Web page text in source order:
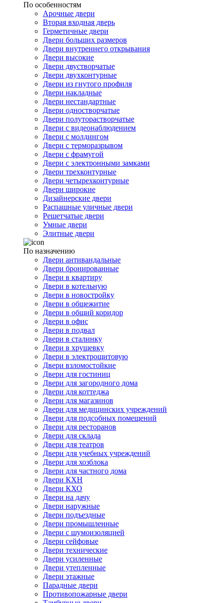
По особенностям
Арочные двери
Вторая входная дверь
Герметичные двери
Двери больших размеров
Двери внутреннего открывания
Двери высокие
Двери двустворчатые
Двери двухконтурные
Двери из гнутого профиля
Двери накладные
Двери нестандартные
Двери одностворчатые
Двери полуторастворчатые
Двери с видеонаблюдением
Двери с молдингом
Двери с терморазрывом
Двери с фрамугой
Двери с электронными замками
Двери трехконтурные
Двери четырехконтурные
Двери широкие
Дизайнерские двери
Распашные уличные двери
Решетчатые двери
Умные двери
Элитные двери
По назначению
Двери антивандальные
Двери бронированные
Двери в квартиру
Двери в котельную
Двери в новостройку
Двери в общежитие
Двери в общий коридор
Двери в офис
Двери в подвал
Двери в сталинку
Двери в хрущевку
Двери в электрощитовую
Двери взломостойкие
Двери для гостиниц
Двери для загородного дома
Двери для коттеджа
Двери для магазинов
Двери для медицинских учреждений
Двери для подсобных помещений
Двери для ресторанов
Двери для склада
Двери для театров
Двери для учебных учреждений
Двери для хозблока
Двери для частного дома
Двери КХН
Двери КХО
Двери на дачу
Двери наружные
Двери подъездные
Двери промышленные
Двери с шумоизоляцией
Двери сейфовые
Двери технические
Двери усиленные
Двери утепленные
Двери этажные
Парадные двери
Противопожарные двери